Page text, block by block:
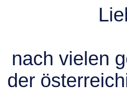
nach vielen
der